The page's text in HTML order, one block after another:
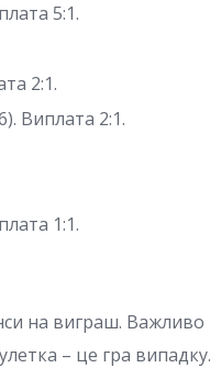
5:1.
2:1.
Виплата 2:1.
1:1.
на виграш. Важливо
– це гра випадку.